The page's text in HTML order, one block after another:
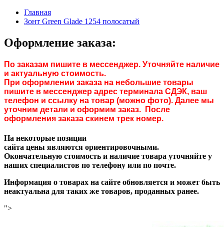
Главная
Зонт Green Glade 1254 полосатый
Оформление заказа:
По заказам пишите в мессенджер. Уточняйте наличие
и актуальную стоимость.
При оформлении заказа на небольшие товары
пишите в мессенджер адрес терминала СДЭК, ваш
телефон и ссылку на товар (можно фото). Далее мы
уточним детали и оформим заказ. После
оформления заказа скинем трек номер.
На некоторые позиции
сайта цены являются ориентировочными.
Окончательную стоимость и наличие товара уточняйте у
наших специалистов по телефону или по почте.
Информация о товарах на сайте обновляется и может быть
неактуальна для таких же товаров, проданных ранее.
">